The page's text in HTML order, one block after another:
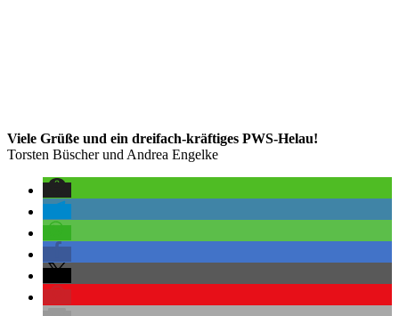
Viele Grüße und ein dreifach-kräftiges PWS-Helau!
Torsten Büscher und Andrea Engelke